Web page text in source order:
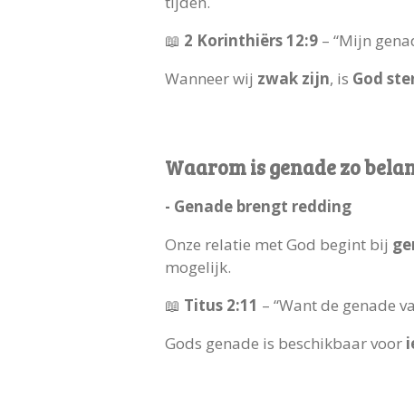
📖 2 Korinthiërs 12:9 – “Mijn
Wanneer wij zwak zijn, is God
Waarom is genade zo
- Genade brengt redding
Onze relatie met God begint bij
mogelijk.
📖 Titus 2:11 – “Want de genade
Gods genade is beschikbaar voor